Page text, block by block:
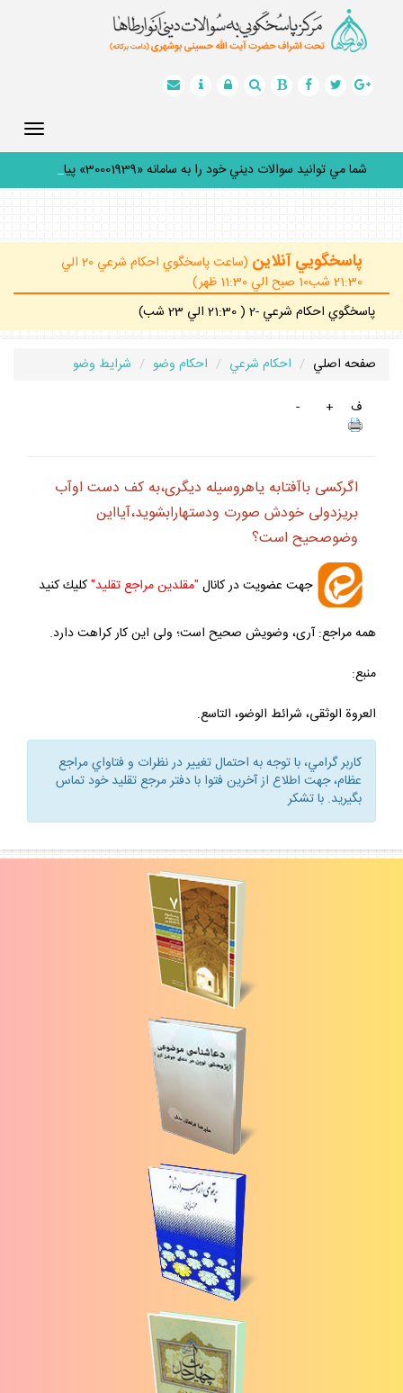
شما مي توانيد سوالات ديني خود را به سامانه «30001939» پيامك
پاسخگويي آنلاين
(ساعت پاسخگوي احكام شرعي 20 الي
21:30 شب10 صبح الي 11:30 ظهر)
پاسخگوي احكام شرعي -2 ( 21:30 الي 23 شب)
صفحه اصلي احكام شرعي احكام وضو
شرايط وضو
ف
+
-
اگركسى باآفتابه ياهروسيله ديگرى،به كف دست اوآب
بريزدولى خودش صورت ودست‏هارابشويد،آيااين
وضوصحيح است؟
جهت عضويت در كانال "مقلدين مراجع تقليد"كليك كنيد
همه مراجع: آرى، وضويش صحيح است؛ ولى اين كار كراهت دارد.
منبع:
العروة الوثقى، شرائط الوضو، التاسع.
كاربر گرامي، با توجه به احتمال تغيير در نظرات و فتاواي مراجع
عظام، جهت اطلاع از آخرين فتوا با دفتر مرجع تقليد خود تماس
بگيريد. با تشكر